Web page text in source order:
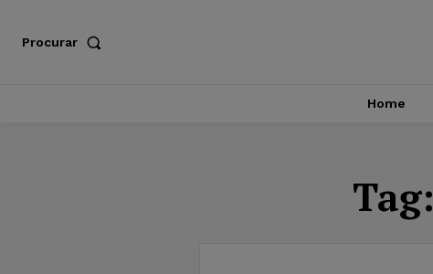
Procurar
Home
Tag: